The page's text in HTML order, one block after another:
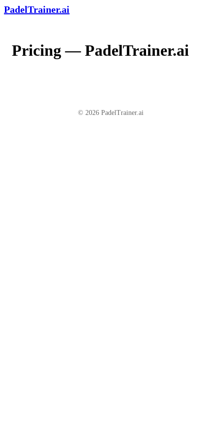
PadelTrainer.ai
Pricing — PadelTrainer.ai
© 2026 PadelTrainer.ai